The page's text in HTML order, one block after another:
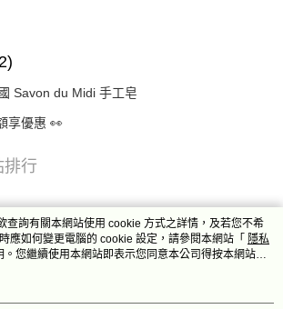
、馬祖、小琉球）
含以上)免運費
Savon du Midi 手工皂
享優惠 👀
排行
查詢有關本網站使用 cookie 方式之詳情，及若您不希
應如何變更電腦的 cookie 設定，請參閱本網站「 隱私
。您繼續使用本網站即表示您同意本公司得按本網站使
cookie。